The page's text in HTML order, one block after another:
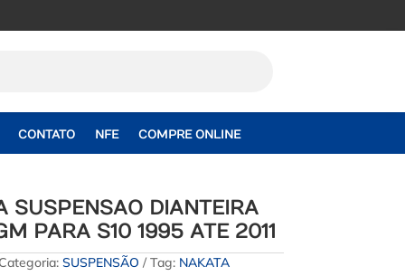
CONTATO NFE COMPRE ONLINE
SUSPENSAO DIANTEIRA
PARA S10 1995 ATE 2011
SUSPENSÃO Tag: NAKATA